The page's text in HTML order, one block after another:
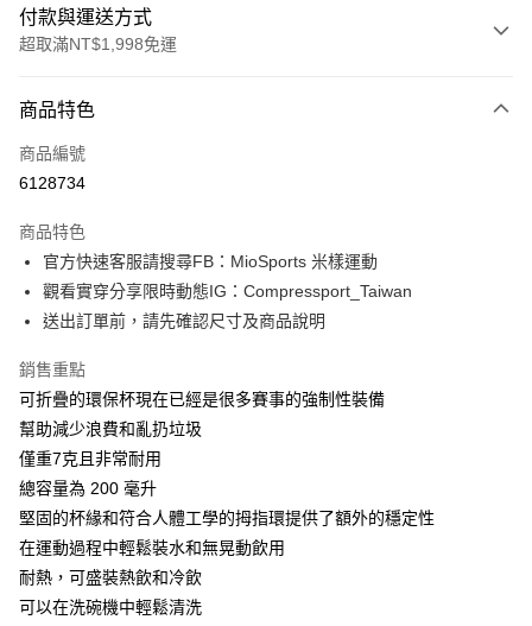
付款與運送方式
超取滿NT$1,998免運
信用卡一次付款
信用卡分期付款
合作金庫商業銀行
華南商業銀行
彰化商業銀行
上海商業儲蓄銀行
台北富邦商業銀行
國泰世華商業銀行
兆豐國際商業銀行
匯豐（台灣）商業銀行
聯邦商業銀行
遠東國際商業銀行
元大商業銀行
台新國際商業銀行
台灣樂天信用卡公司
6 期 0 利率 每期
華南商業銀行
彰化商業銀行
上海商業儲蓄銀行
台北富邦商業銀行
臺灣中小企業銀行
匯豐（台灣）商業銀行
華泰商業銀行
聯邦商業銀行
元大商業銀行
玉山商業銀行
台灣樂天信用卡公司
12 期 0 利率 每期
合作金庫商業銀行
第一商業銀行
上海商業儲蓄銀行
國泰世華商業銀行
兆豐國際商業銀行
臺灣中小企業銀行
台中商業銀行
匯豐（台灣）商業銀行
聯邦商業銀行
元大商業銀行
玉山商業銀行
星展（台灣）商業銀行
台新國際商業銀行
台灣樂天信用卡公司
LINE Pay
Apple Pay
街口支付
悠遊付
Google Pay
AFTEE先享後付
相關說明
【關於「AFTEE先享後付」】
AFTEE先享後付是「在收到商品之後才付款」的支付方式。 讓您購物簡單
ATM付款
商品特色
商品編號
6128734
商品特色
官方快速客服請搜尋FB：MioSports 米樣運動
觀看實穿分享限時動態IG：Compressport_Taiwan
送出訂單前，請先確認尺寸及商品說明
銷售重點
可折疊的環保杯現在已經是很多賽事的強制性裝備
幫助減少浪費和亂扔垃圾
僅重7克且非常耐用
總容量為 200 毫升
堅固的杯緣和符合人體工學的拇指環提供了額外的穩定性
在運動過程中輕鬆裝水和無晃動飲用
耐熱，可盛裝熱飲和冷飲
可以在洗碗機中輕鬆清洗